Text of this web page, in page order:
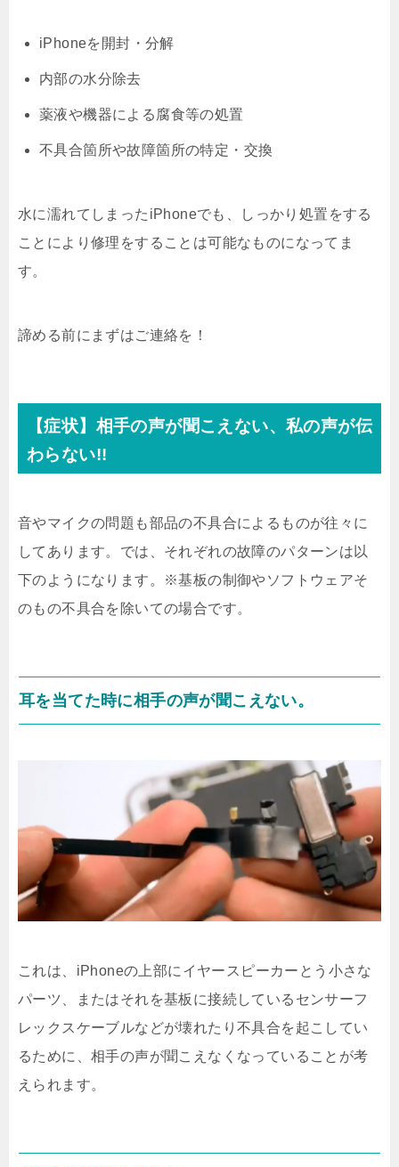
iPhoneを開封・分解
内部の水分除去
薬液や機器による腐食等の処置
不具合箇所や故障箇所の特定・交換
水に濡れてしまったiPhoneでも、しっかり処置をする
ことにより修理をすることは可能なものになってま
す。
諦める前にまずはご連絡を！
【症状】相手の声が聞こえない、私の声が伝
わらない!!
音やマイクの問題も部品の不具合によるものが往々に
してあります。では、それぞれの故障のパターンは以
下のようになります。※基板の制御やソフトウェアそ
のもの不具合を除いての場合です。
耳を当てた時に相手の声が聞こえない。
これは、iPhoneの上部にイヤースピーカーとう小さな
パーツ、またはそれを基板に接続しているセンサーフ
レックスケーブルなどが壊れたり不具合を起こしてい
るために、相手の声が聞こえなくなっていることが考
えられます。